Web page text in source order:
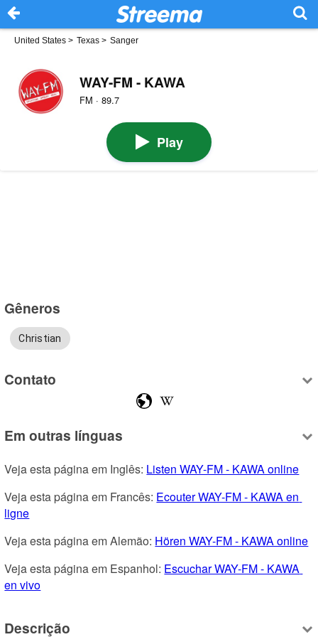
United States > Texas > Sanger
WAY-FM - KAWA
FM · 89.7
Play
Gêneros
Christian
Contato
Em outras línguas
Veja esta página em Inglês: Listen WAY-FM - KAWA online
Veja esta página em Francês: Ecouter WAY-FM - KAWA en
ligne
Veja esta página em Alemão: Hören WAY-FM - KAWA online
Veja esta página em Espanhol: Escuchar WAY-FM - KAWA
en vivo
Descrição